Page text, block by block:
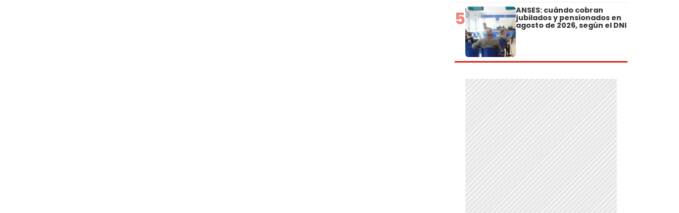
5 ANSES: cuándo cobran
jubilados y pensionados en
agosto de 2026, según el DNI